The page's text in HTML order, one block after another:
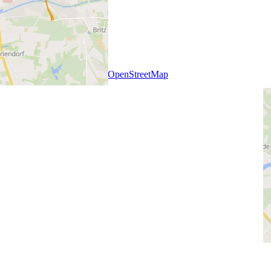
+
Leaflet | SmartMaps | © OpenStreetMap